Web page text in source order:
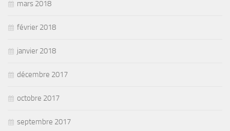
mars 2018
février 2018
janvier 2018
décembre 2017
octobre 2017
septembre 2017